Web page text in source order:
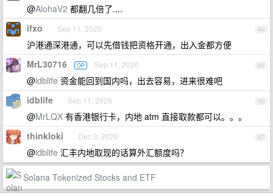
@AlohaV2 都翻几倍了....
44
ifxo Sep 11, 2020
沪港通深港通，可以先借钱把资格开通，出入金都方便
45
MrL30716 OP Sep 11, 2020
@idblife 资金能回到国内吗，出去容易，进来很难吧
46
idblife Sep 11, 2020
@MrLQX 有香港银行卡，内地 atm 直接取款都可以。。。
47
thinkloki Dec 3, 2020
@idblife 汇丰内地取现的话算外汇额度吗？
Solana Tokenized Stocks and ETF